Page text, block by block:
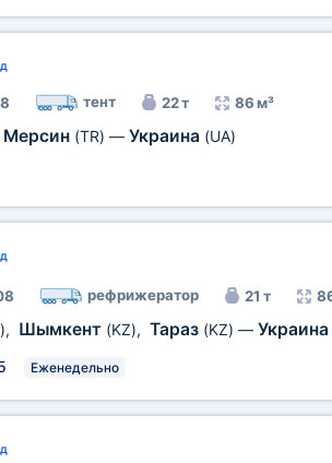
тент 22 т 86 м³
Мерсин (TR) — Украина (UA)
рефрижератор 21 т
, Шымкент (KZ), Тараз (KZ) — Украина
Еженедельно